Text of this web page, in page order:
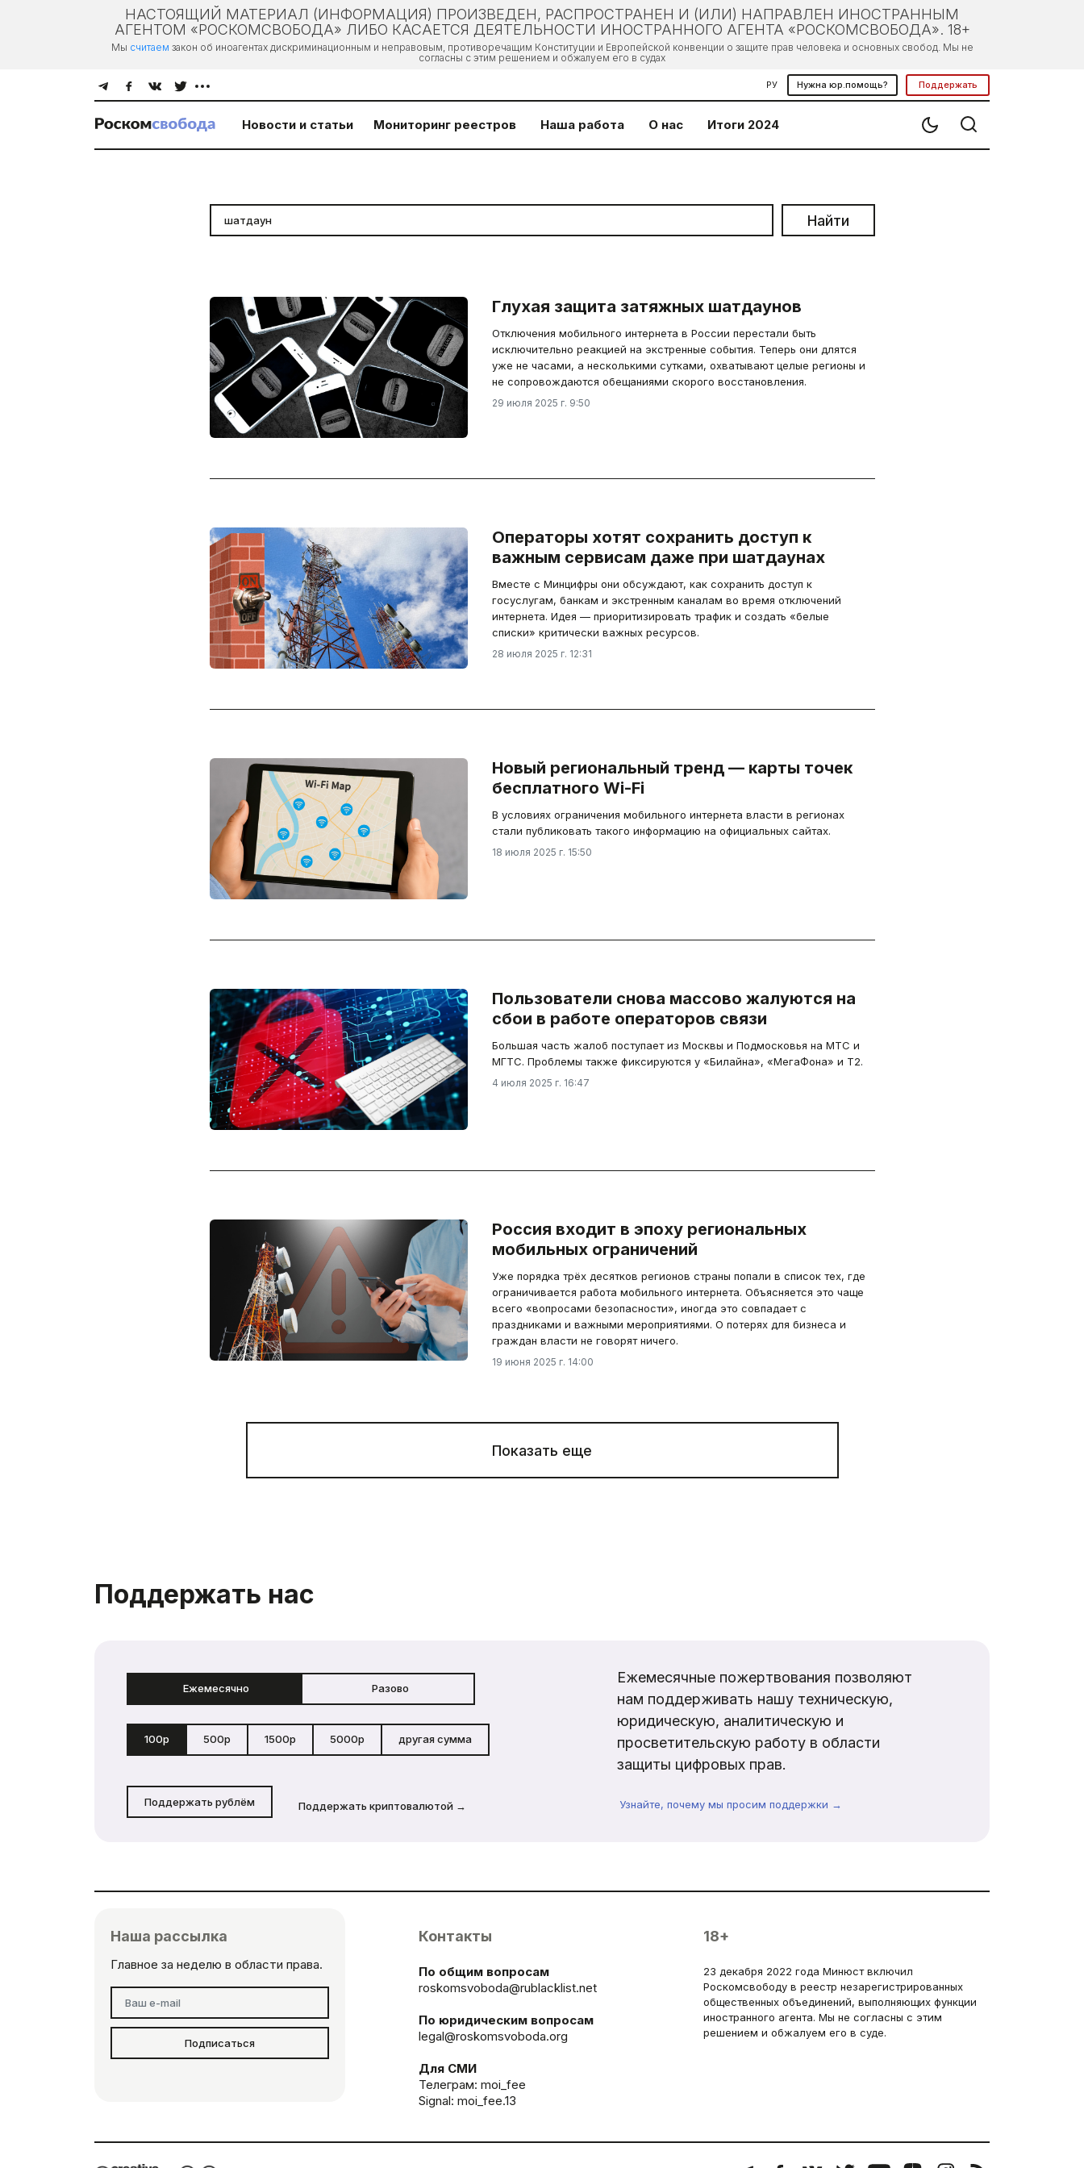
НАСТОЯЩИЙ МАТЕРИАЛ (ИНФОРМАЦИЯ) ПРОИЗВЕДЕН, РАСПРОСТРАНЕН И (ИЛИ) НАПРАВЛЕН ИНОСТРАННЫМ
АГЕНТОМ «РОСКОМСВОБОДА» ЛИБО КАСАЕТСЯ ДЕЯТЕЛЬНОСТИ ИНОСТРАННОГО АГЕНТА «РОСКОМСВОБОДА». 18+
Мы считаем закон об иноагентах дискриминационным и неправовым, противоречащим Конституции и Европейской конвенции о защите прав человека и основных свобод. Мы не
согласны с этим решением и обжалуем его в судах
РУ Нужна юр.помощь? Поддержать
Новости и статьи Мониторинг реестров Наша работа О нас Итоги 2024
Найти
Глухая защита затяжных шатдаунов
Отключения мобильного интернета в России перестали быть
исключительно реакцией на экстренные события. Теперь они длятся
уже не часами, а несколькими сутками, охватывают целые регионы и
не сопровождаются обещаниями скорого восстановления.
29 июля 2025 г. 9:50
Операторы хотят сохранить доступ к
важным сервисам даже при шатдаунах
Вместе с Минцифры они обсуждают, как сохранить доступ к
госуслугам, банкам и экстренным каналам во время отключений
интернета. Идея — приоритизировать трафик и создать «белые
списки» критически важных ресурсов.
28 июля 2025 г. 12:31
Новый региональный тренд — карты точек
бесплатного Wi-Fi
В условиях ограничения мобильного интернета власти в регионах
стали публиковать такого информацию на официальных сайтах.
18 июля 2025 г. 15:50
Пользователи снова массово жалуются на
сбои в работе операторов связи
Большая часть жалоб поступает из Москвы и Подмосковья на МТС и
МГТС. Проблемы также фиксируются у «Билайна», «МегаФона» и T2.
4 июля 2025 г. 16:47
Россия входит в эпоху региональных
мобильных ограничений
Уже порядка трёх десятков регионов страны попали в список тех, где
ограничивается работа мобильного интернета. Объясняется это чаще
всего «вопросами безопасности», иногда это совпадает с
праздниками и важными мероприятиями. О потерях для бизнеса и
граждан власти не говорят ничего.
19 июня 2025 г. 14:00
Показать еще
Поддержать нас
Ежемесячно Разово
100р 500р 1500р 5000р другая сумма
Поддержать рублём Поддержать криптовалютой →
Ежемесячные пожертвования позволяют
нам поддерживать нашу техническую,
юридическую, аналитическую и
просветительскую работу в области
защиты цифровых прав.
Узнайте, почему мы просим поддержки →
Наша рассылка
Главное за неделю в области права.
Подписаться
Контакты
По общим вопросам
roskomsvoboda@rublacklist.net
По юридическим вопросам
legal@roskomsvoboda.org
Для СМИ
Телеграм: moi_fee
Signal: moi_fee.13
18+
23 декабря 2022 года Минюст включил
Роскомсвободу в реестр незарегистрированных
общественных объединений, выполняющих функции
иностранного агента. Мы не согласны с этим
решением и обжалуем его в суде.